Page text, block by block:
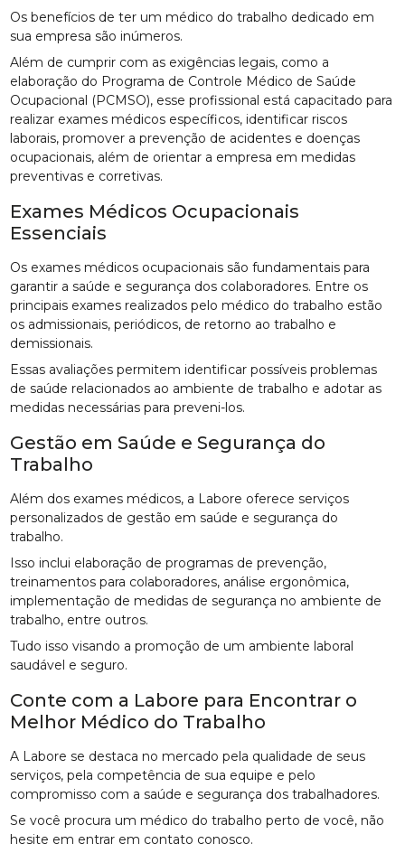
Os benefícios de ter um médico do trabalho dedicado em
sua empresa são inúmeros.
Além de cumprir com as exigências legais, como a
elaboração do Programa de Controle Médico de Saúde
Ocupacional (PCMSO), esse profissional está capacitado para
realizar exames médicos específicos, identificar riscos
laborais, promover a prevenção de acidentes e doenças
ocupacionais, além de orientar a empresa em medidas
preventivas e corretivas.
Exames Médicos Ocupacionais
Essenciais
Os exames médicos ocupacionais são fundamentais para
garantir a saúde e segurança dos colaboradores. Entre os
principais exames realizados pelo médico do trabalho estão
os admissionais, periódicos, de retorno ao trabalho e
demissionais.
Essas avaliações permitem identificar possíveis problemas
de saúde relacionados ao ambiente de trabalho e adotar as
medidas necessárias para preveni-los.
Gestão em Saúde e Segurança do
Trabalho
Além dos exames médicos, a Labore oferece serviços
personalizados de gestão em saúde e segurança do
trabalho.
Isso inclui elaboração de programas de prevenção,
treinamentos para colaboradores, análise ergonômica,
implementação de medidas de segurança no ambiente de
trabalho, entre outros.
Tudo isso visando a promoção de um ambiente laboral
saudável e seguro.
Conte com a Labore para Encontrar o
Melhor Médico do Trabalho
A Labore se destaca no mercado pela qualidade de seus
serviços, pela competência de sua equipe e pelo
compromisso com a saúde e segurança dos trabalhadores.
Se você procura um médico do trabalho perto de você, não
hesite em entrar em contato conosco.